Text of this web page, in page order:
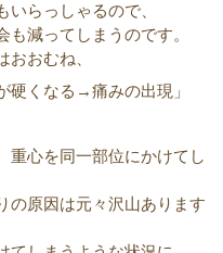
らっしゃるので、
減ってしまうのです。
おむね、
硬くなる→痛みの出現」
重心を同一部位にかけてし
の原因は元々沢山あります